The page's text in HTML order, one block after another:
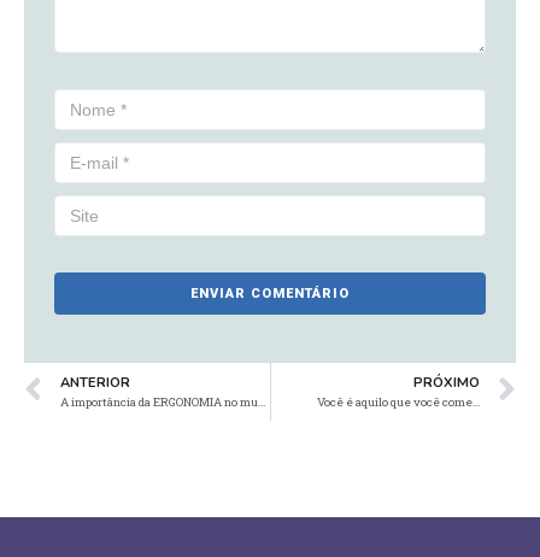
ANTERIOR
A importância da ERGONOMIA no mundo PET
PRÓXIMO
Você é aquilo que você come…